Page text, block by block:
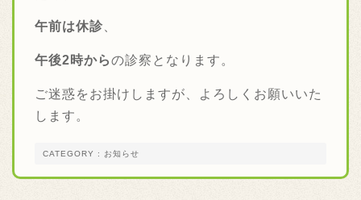
午前は休診
午後2時からの診察となります。
ご迷惑をお掛けしますが、よろしくお願いいた
します。
CATEGORY : お知らせ